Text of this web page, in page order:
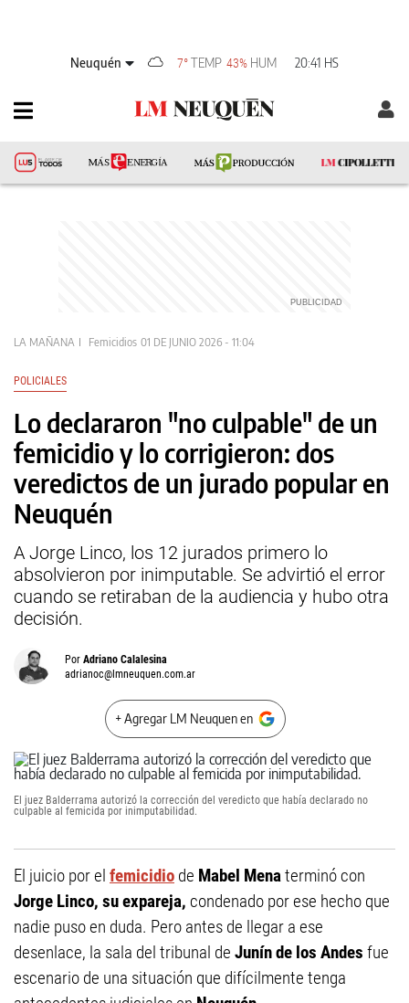
Neuquén 7° TEMP 43% HUM 20:41 HS
LA MAÑANA Femicidios 01 DE JUNIO 2026 - 11:04
POLICIALES
Lo declararon "no culpable" de un
femicidio y lo corrigieron: dos
veredictos de un jurado popular en
Neuquén
A Jorge Linco, los 12 jurados primero lo
absolvieron por inimputable. Se advirtió el error
cuando se retiraban de la audiencia y hubo otra
decisión.
Por Adriano Calalesina
adrianoc@lmneuquen.com.ar
+ Agregar LM Neuquen en
El juez Balderrama autorizó la corrección del veredicto que había declarado no
culpable al femicida por inimputabilidad.
El juicio por el femicidio de Mabel Menaterminó con
Jorge Linco, su expareja, condenado por ese hecho que
nadie puso en duda. Pero antes de llegar a ese
desenlace, la sala del tribunal de Junín de los Andes fue
escenario de una situación que difícilmente tenga